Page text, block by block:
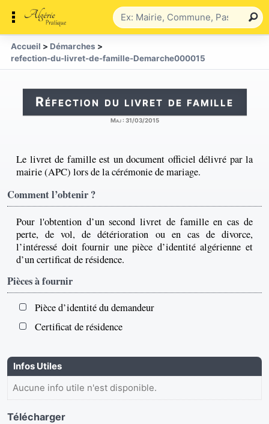
Accueil > Démarches >
refection-du-livret-de-famille-Demarche000015
Réfection du livret de famille
Maj : 31/03/2015
Le livret de famille est un document officiel délivré par la
mairie (APC) lors de la cérémonie de mariage.
Comment l’obtenir ?
Pour l'obtention d’un second livret de famille en cas de
perte, de vol, de détérioration ou en cas de divorce,
l’intéressé doit fournir une pièce d’identité algérienne et
d’un certificat de résidence.
Pièces à fournir
Pièce d’identité du demandeur
Certificat de résidence
Infos Utiles
Aucune info utile n'est disponible.
Télécharger